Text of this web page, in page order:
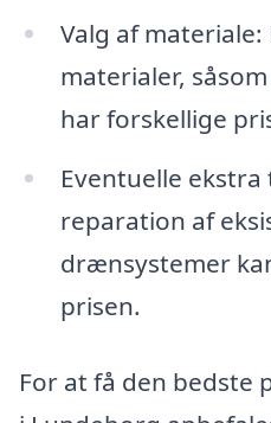
Valg af materiale:
materialer,
har forskellige
Eventuelle
reparation af
drænsystemer
prisen.
For at få den bedste